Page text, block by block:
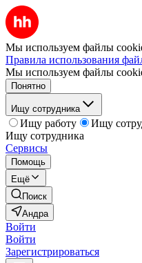
Мы используем файлы
Правила использования
Мы используем файлы
Понятно
Ищу сотрудника
Ищу работу
Ищу
Ищу сотрудника
Сервисы
Помощь
Ещё
Поиск
Андра
Войти
Войти
Зарегистрироваться